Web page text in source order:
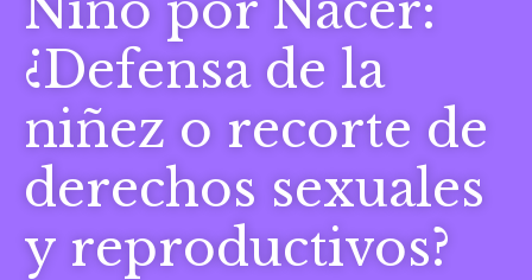
¿Defensa de la
niñez o recorte de
derechos sexuales
y reproductivos?